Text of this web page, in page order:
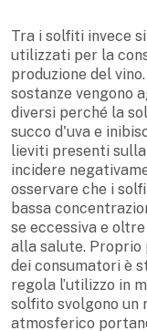
Tra i solfiti invece
utilizzati per la
produzione del
sostanze vengono
diversi perché la
succo d'uva e
lieviti presenti
incidere
osservare che i
bassa
se eccessiva e
alla salute. Proprio
dei consumatori è
regola l’utilizzo in
solfito svolgono un
atmosferico